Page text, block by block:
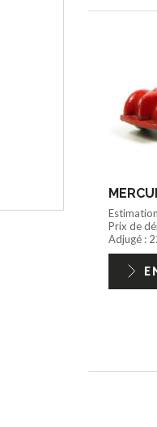
Prix de
Adjugé :